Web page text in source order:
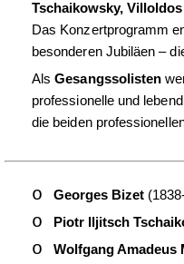
Tschaikowsky, Villoldos
Das Konzertprogramm
besonderen Jubiläen –
AlsGesangssolisten
professionelle und
die beiden
o Georges Bizet
o Piotr Iljitsch
o Wolfgang Amadeus